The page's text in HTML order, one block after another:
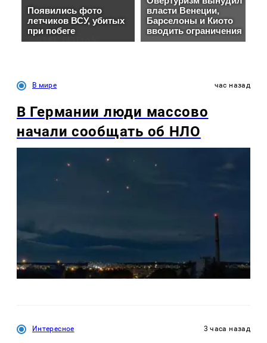
В мире час назад
В Германии люди массово
начали сообщать об НЛО
Интересное 3 часа назад